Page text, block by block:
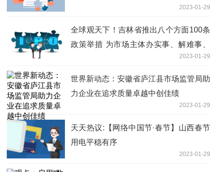
2023-01-29
全球观天下！吉林省推出八个方面100条
政策举措 为市场主体办实事、解难事、
2023-01-29
世界新动态：安徽省庐江县市场监管局助
力企业在追求质量卓越中创佳绩
2023-01-29
天天热议:【网络中国节·春节】山西春节
用电平稳有序
2023-01-29